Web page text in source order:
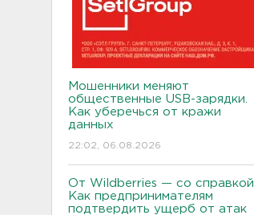
Мошенники меняют
общественные USB-зарядки.
Как уберечься от кражи
данных
22:02, 06.08.2026
От Wildberries — со справкой.
Как предпринимателям
подтвердить ущерб от атак